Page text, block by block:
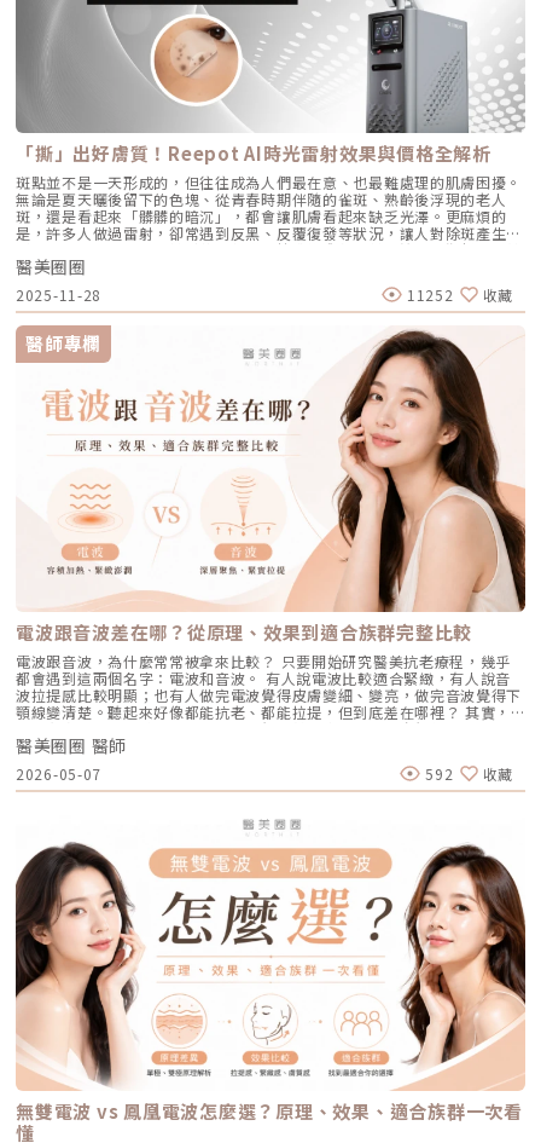
對玻尿酸過敏者不建議施打。Q6：哪些人適合做Profhilo？需要幾歲才能
做？Profhilo適合有初期老化、乾燥或鬆弛困擾的人，通常建議從30歲以後
就可以評估施作。特別推薦給希望改善膚況，又不想讓五官改變或產生膨脹
感的人。Q7：施打Profhilo會很痛嗎？會不會腫？需要修復期嗎？療程過
程簡單快速，使用極細針在臉部五個特定位點注射，疼痛感輕微。少數人會
有暫時性紅腫或小腫塊，通常幾小時內可自然消退，不會影響日常活動。
Q8：Profhilo成分天然嗎？會不會引起過敏？Profhilo採用高純度、非動
物來源的玻尿酸，不含常見交聯劑成分，安全性高，過敏反應發生機率非常
低，並獲得歐盟CE安全認證。Profhilo璞菲洛是突破傳統玻尿酸觀念的療
程，不以填充為主，而是提升肌膚自癒力與膚質的「逆時針保養」新選擇。
如果你渴望不影響生活的微創保養，並希望從根本改善膚質，Profhilo 絕
對值得你列入考量。在選擇療程前，務必諮詢專業醫師，評估自身膚況與適
合方案，才能真正達到年輕又自然的理想狀態。選擇合法診所、專業醫師與
原廠產品，是安全變美的不二法門。★溫馨提醒★小編要提醒大家，醫療並
非單純的商業交易，所有的療程都伴隨著風險。因此，作為消費者應該謹慎
選擇合適的醫療方案，以確保安全與健康。
心強項：直接從源頭切斷出油量並破壞痘痘的生長環境，主打極長效的抗痘
與控油效果，非常適合追求長期穩定膚況、不想依賴藥物的人。2. CAPRI
藍雷射（1450nm + 450nm）：控油＋殺菌的「雙效複合」作用原理：結
合 1450nm 的熱能來縮減皮脂腺（控油），同時搭配 450nm 藍光直接消
滅表皮的痤瘡桿菌（殺菌）。核心強項：雙管齊下，對於臉上正在急性發
炎、紅腫的痘痘，具有極佳的立即退紅與消炎效果，適合需要快速壓制大面
積發炎的患者。3. 傳統終極武器：口服A酸（Isotretinoin）作用原理：屬
於全身性的系統性治療。它能全面抑制皮脂腺分泌、使皮脂腺萎縮，同時促
進毛囊正常角化，並大幅減少發炎反應與痤瘡桿菌增生。核心強項：能夠一
次打擊痘痘的四大成因，對於嚴重型、結節囊腫型痘痘，或是對其他治療
（包含抗生素、外用藥膏）無效的頑固型痘痘，具有極高的治癒率與長效
性。需注意事項：伴隨較明顯的副作用，最常見包含嘴唇乾裂、皮膚乾燥脫
皮、眼睛乾澀等。此外，孕婦絕對禁用（具致畸胎性），療程期間需配合醫
師定期抽血監測肝功能與血脂，且通常需持續服用數個月至一年以上以達到
標準的累積劑量。CAPRI 藍雷射與 AviClear 戰痘雷射最主要的差異，在於
「雷射波長」與「對油脂的吸收破壞力」。簡單來說，藍雷射主打「控油加
殺菌」的雙效機制，適合用來對付輕中度的痘痘與毛孔粗大問題；而
1726nm 的戰痘雷射則是專為「阻斷皮脂腺」而生，能精準且深度地破壞
出油源頭，因此更適合用來拯救中重度發炎、滿臉油光，以及長年反覆發作
的頑固型痘痘肌。誰最適合打 AviClear 戰痘雷射？如果符合以下任一情
況，AviClear 將會是非常值得評估的投資： 口服藥物恐懼或不適應者：曾
經吃過口服 A 酸但無法忍受乾燥脫皮，或是抽血發現肝指數異常而被迫停藥
的人。 備孕中或哺乳中的女性：口服 A 酸有強烈的致畸胎性，停藥後仍需
避孕一段時間；而戰痘雷射純粹是物理性光電治療，對全身系統無影響（但
孕婦本身基於安全考量，雷射療程前仍須經醫師評估）。 滿臉油光、毛孔
粗大者：即使目前沒有嚴重的發炎痘痘，但深受「中東油田」困擾，希望從
根本減少出油量的人。 作息不正常、壓力型成人痘：針對因為熬夜、壓力
大導致賀爾蒙波動，進而反覆在下巴、兩頰爆發的成人痘，精準破壞皮脂腺
能有效阻斷復發。 深色肌膚患者：過去許多雷射（如脈衝光、某些淨膚雷
射）在深色肌膚上容易引發熱傷害或色素沉澱（反黑）。AviClear 的
1726nm 波長針對的是「油脂」而非「黑色素」，因此適用於 Fitzpatrick
膚色分類的 I 到 VI 型（包含極深色肌膚），安全性極高。AviClear 戰痘雷
射 常見 QA 總整理在決定進行療程前，大家心中難免還有一些疑問。我們
整理了討論度最高的幾個問題：Q1：打 AviClear 戰痘雷射會痛嗎？需要敷
麻藥嗎？A：疼痛度極低，多數患者甚至不需要敷麻藥！怕痛的人有福了！
AviClear 搭載了專利的「AviCool™ 藍寶石冷卻技術」，探頭在雷射擊發的
前、中、後都會持續為肌膚表面降溫。治療過程中，主要會感覺到探頭冰冰
涼涼的，伴隨輕微的溫熱感或是像被橡皮筋輕彈的感覺。相較於傳統雷射或
手工清粉刺的痛楚，整體舒適度大幅提升，輕鬆就能完成療程。Q2：我現
在正在吃口服 A 酸，可以打 AviClear 嗎？A：建議先與主治醫師討論。一
般來說，口服 A 酸會讓皮膚變得比較薄且脆弱。多數醫師會建議在停用口服
A 酸至少 1 到 3 個月後，讓皮膚屏障稍微恢復，再來進行雷射治療會比較
安全。Q3：如果我只有局部（例如下巴）長痘痘，可以只打局部嗎？A：通
常建議「全臉治療」效果最佳。皮脂腺是分佈在全臉的，雖然目前只有下巴
在發炎，但其他區域的皮脂腺可能也處於過度活躍的狀態。全臉均勻施打可
以達到整體控油、預防其他部位未來爆發的效果。當然，醫師在施打時，會
針對正在發炎的嚴重區域特別加強能量。Q4：三次療程結束後，一輩子都
幅萎縮皮脂腺，把出油量降到極低，讓長痘痘的機率降到最低。但人體是有
自我修復機制的，經過數年後，部分皮脂腺可能會慢慢恢復部分功能。此
外，極端的壓力、嚴重的賀爾蒙失調依然可能引發零星的痘痘。但整體來
說，膚況絕對會比治療前穩定非常多。許多人會選擇在 1 到 2 年後，將
AviClear 作為年度的「控油進廠保養」來施打一次。Q5：打完 AviClear 後
有修復期嗎？該怎麼保養？A：由於屬於「非侵入性」的安全療程，術後皮
膚最多只會有輕微的泛紅，通常在幾個小時到一天內就會自然消退，完全不
影響日常上班上課。術後的保養也非常簡單：只要做好「基礎保濕」與「確
實防曬」，並在術後一週內暫停使用美白、酸類或去角質等刺激性產品即
可。對於忙碌的現代人來說，是非常友善的午休醫美選擇。拿回肌膚的主導
權，抗痘不再是一場苦戰青春痘從來就不只是一個表面的皮膚問題，它更深
刻地牽動著個人的自信心與社交生活。過去，嚴重痘痘肌患者往往陷入兩
難：任憑痘痘反覆肆虐，或是無奈忍受口服藥物的強烈副作用。隨著 2026
年新一代抗痘武器AviClear 戰痘雷射（1726nm）問世，無疑為醫學美容界
與深受痘痘困擾的患者，提供了一個全新、安全且具備極長效性的無藥物解
答。它成功將抗痘戰場，從伴隨負擔的全身性藥物代謝，精準轉移至局部的
皮脂腺控制，從源頭阻斷致痘環境。如果你也厭倦了反覆擦藥、吃藥的無盡
輪迴，渴望重新擁有一張清爽、穩定、不易泛油光的健康臉龐，建議尋求專
業醫師進行完整的膚況評估。透過精準的雷射療程規劃，為自己預約一個遠
化」，地基流失、失去支撐力，毛孔邊緣的肌膚就會順著地心引力往下垂。
4. 【缺水型毛孔】：肌膚乾旱造成的表面危機這點常被許多人忽略！當角質
層極度缺水時，毛孔周圍的表皮細胞會像失去水分的蘋果一樣乾癟、萎縮，
無法飽滿排列。在細胞與細胞之間的縫隙變大之下，視覺上毛孔就顯得非常
明顯。5. 【疤痕型毛孔】：手癢硬擠留下的歷史遺跡嚴格來說這已經是「痘
疤」的範疇。過去長了嚴重的發炎性青春痘，或是手癢過度暴力擠壓，導致
真皮層組織嚴重受損。在傷口修復的過程中產生了纖維化拉扯，最終形成不
可逆的凹洞。6. 【蟎蟲型毛孔】：隱形的微小房客在作怪我們的臉上本來就
有共生的「蠕形蟎蟲」，但當免疫力下降、皮脂分泌失衡，或是過度清潔破
壞皮脂膜時，蟎蟲就會大量異常繁殖。牠們會啃食皮脂、進出毛囊，蟲體的
排泄物與屍體會引發毛囊發炎，進而把毛孔撐大。如何從日常居家保養穩住
毛孔不失控？雖然保養品無法讓已經擴大的毛孔完全「縮回」，但正確的居
家保養，能幫助控制毛孔不再進一步擴張，並改善整體膚質的平滑度。1. 溫
和清潔，不過度刺激：選擇胺基酸系等溫和潔顏產品，一天清潔 1～2 次即
可。避免頻繁使用磨砂或強力去角質產品，以減少對皮膚屏障的刺激。2. 適
度使用酸類，幫助代謝角質：對於油脂分泌較旺或粉刺型毛孔，可在醫師或
專業建議下使用酸類保養品： 水楊酸（BHA）：脂溶性，能深入毛孔幫助
油脂代謝，常用於黑頭與粉刺調理。 果酸（AHA，如甘醇酸、乳酸）：主要
作用於表層角質更新，改善肌膚粗糙。 杏仁酸：屬於果酸的一種但兼具親
脂特性，屬較溫和的酸類選擇。3. 抗老成分 A醇（Retinol）：A醇是目前研
究較完整的抗老成分之一，可促進表皮更新，並間接支持膠原蛋白生成，對
於老化型毛孔與膚質粗糙有一定幫助。但 A醇具有刺激性，建議採取低濃
度、循序漸進方式建立耐受。4. 防曬是關鍵保護：紫外線是造成膠原蛋白流
失與肌膚老化的重要因素之一。長期日曬會加速毛孔鬆弛，因此無論晴雨都
應確實做好防曬（塗抹防曬乳或物理性遮蔽）。醫美療程如何精準對抗毛孔
粗大？如果你期待的是肉眼可見的改善幅度，相比起日常保養，專業的醫美
療程通常會是更直接且具效率的選擇之一。隨著醫美科技的不斷進步，針對
不同成因的毛孔問題都有相對應的解方！1. 溫和深層清潔：海菲秀
（HydraFacial）原理：屬於非侵入性的保養。利用專利的負壓水渦流技
術，溫和無痛地吸出毛孔深層的黑頭、白頭粉刺與多餘皮脂，同時導入高濃
度的保濕與抗氧化精華。適合誰：出油粉刺型毛孔、怕痛不敢打雷射、想作
為重要活動前的急救保養者。效果與特色：做完當下皮膚立刻感受到「會呼
吸」的潔淨感，毛孔因為髒污被清空並喝飽水，視覺上會立刻變得細緻，且
無恢復期。2. 光電雷射：皮秒雷射（搭配特殊透鏡）原理：皮秒雷射
（Pico Laser）是目前詢問度最高的縮毛孔療程。核心在於加上了「蜂巢透
鏡」或「聚焦透鏡」。這能在不破壞表皮的情況下，將雷射光束匯聚，在真
皮層產生「空泡效應（LIOB）」。這就像是在皮膚深層進行微小的破壞，
藉此喚醒肌膚的自癒機制，大量刺激膠原蛋白與彈力纖維新生，進而把毛孔
周圍的凹陷給「撐」起來。適合誰：輕中度的老化型毛孔、輕微淺層痘疤、
想同時改善膚色不均與暗沉的人。效果與特色：熱傷害小，術後通常只會紅
腫1~3天，幾乎不影響日常生活。是目前 CP 值極高的定期保養型雷射。3.
重度凹洞救星：UP雷射原理：如果是屬於嚴重的「疤痕/凹洞型毛孔」，皮
秒雷射可能不夠力，這時候就需要汽化型雷射上場。例如 UP雷射
（UltraPulse），它能將能量精準且極深地打入真皮層甚至皮下組織，切斷
硬化的纖維化疤痕組織，進行深層的肌膚重建。適合誰：嚴重的冰鑿型痘
疤、嚴重凹洞型毛孔粗大。效果與特色：效果非常強大且顯著，但相對的
「破壞力」也強。術後會有明顯的點狀結痂、流組織液，恢復期較長（約需
波 Exion、無限電波 Potenza）原理：結合了「微針」與「電波（RF）」
雙重優勢。透過極細的微針穿透表皮，在到達真皮層特定深度時瞬間釋放電
波熱能。這不僅能刺激膠原蛋白與彈力蛋白重組（改善老化型毛孔），微針
的物理性破壞與電波熱能，還能破壞過度活躍的皮脂腺（改善出油型毛
孔）。適合誰：混合型毛孔（又油又鬆弛）、肝斑體質不適合打高能量雷射
者、想全面提升膚質緊緻度的人。效果與特色：因為熱能在皮膚深層釋放，
表皮的熱傷害極小，退紅快（通常隔天即可上妝）。對於膚質的「整體優
化」有非常亮眼的表現。5. 物理性微創重建：得美微針筆（Dermapen）原
理：透過儀器上極細微的針頭，在肌膚表層每秒創造出1,920的微小穿刺通
道。這種「微破壞」能直接啟動肌膚天然的傷口癒合機制，刺激膠原蛋白與
彈力蛋白增生。更棒的是，這些微通道能像海綿一樣，大幅提升後續保養精
華（如生長因子、高濃度玻尿酸）的吸收率，達到加乘的養膚效果。適合族
群：老化型毛孔、淺層凹洞型毛孔、膚質粗糙者，以及對部分能量型療程較
為敏感、希望降低反黑風險的族群（實際仍需由醫師評估）。效果與特色：
因為沒有雷射或電波的「熱傷害」，所以術後照顧相對簡單，反黑機率極
低。做完後通常會有 1~3 天的微泛紅，能溫和改善膚質與毛孔細緻度的新
興療程。醫美療程怎麼選？重點大評比為了讓你更清楚怎麼挑選，我們整理
了五大主力療程的比較表：療程後的關鍵：醫美術後保養黃金法則許多人投
入療程本身，卻忽略術後照護的重要性，可能影響修復效果，甚至增加色素
「撕」出好膚質！Reepot AI時光雷射效果與價格全解析
斑點並不是一天形成的，但往往成為人們最在意、也最難處理的肌膚困擾。
無論是夏天曬後留下的色塊、從青春時期伴隨的雀斑、熟齡後浮現的老人
斑，還是看起來「髒髒的暗沉」，都會讓肌膚看起來缺乏光澤。更麻煩的
是，許多人做過雷射，卻常遇到反黑、反覆復發等狀況，讓人對除斑產生陰
影。 Reepot AI時光雷射（仿單名為「蕾璞釹雅各雷射系統」，衛部醫器輸
字第 037165 號）自 2025 年 7 月上市後便迅速受到關注，被視為色素治
療領域重要新進展。它重新定義了傳統除斑的思維，將以往以熱能為主的
「燒灼式破壞」，轉變為更精準、更可控的「震碎式處理」，再結合 AI 影
像分析與超冷卻保護，使治療不僅更安全、也更貼近現代人追求的舒適與高
效率。對於過去因反黑、修復期長或效果不均而猶豫的族群而言，Reepot
的出現為除斑帶來全新的可能。 這篇文章就帶你理解Reepot 到底怎麼運
作？和你聽過的皮秒、傳統雷射有什麼不同？誰適合做、誰不適合？效果、
術後照護、價格又是多少呢？希望能讓你在做選擇前，有完整且中立的參
考。為什麼斑點這麼難纏？了解色素成因，是選擇療程前最重要的一步許多
人以為斑點只是「曬太陽造成的色塊」，但實際上臉上的每一顆斑，都可能
有不同來源。色素形成的原因多元，深度位置也不相同，因此在治療上自然
不能以單一方式應對。常見的斑點來源包括：一、紫外線長期累積的影響日
曬會刺激黑色素細胞活躍，形成曬斑、雀斑或不均勻暗沉。二、基因與體質
因素有些人天生黑色素細胞較敏感，斑點更容易在年輕時就出現。三、荷爾
蒙波動包含懷孕、避孕藥、壓力、作息不穩等，都可能使色素活躍，例如熟
知的肝斑。四、發炎後色素沉澱（PIH）痘痘、皮膚受傷、過度刺激後，都
可能留下深淺不一的色沉。以上原因造成斑點呈現不同的「深度」「密度」
與「分布」，也使除斑變得不再只是把黑色素擊散這麼簡單。只要能量不
足，改善有限；能量過強，又可能刺激皮膚，造成修復期延長、色素反應，
甚至讓斑點反覆出現。也因為色素問題本身複雜，傳統除斑療程才會讓人覺
得「效果不一定穩定」。要真正提高治療的成功率，關鍵就在於是否能更精
準、穩定地處理不同深度的黑色素，同時降低熱傷害。什麼是 Reepot AI時
光雷射？從技術重新理解除斑Reepot AI時光雷射是一款以 532 nm 綠光為
基礎，並結合 AI 影像分析的智慧型色素雷射，已通過美國 FDA、韓國
KFDA 與台灣 TFDA 核可。它的設計目的，是讓除斑治療更精準、更安全，
也更符合亞洲膚質對低熱傷害的需求。透過AI智慧影像掃描技術，系統能先
辨識斑點的深度與分布，使能量設定更具科學依據。在治療作用上，
Reepot 搭載超低溫冷卻機制，能在能量擊發的同時以低溫保護皮膚，降低
紅腫與熱刺激。其能量原理以機械式震動分散黑色素為主，而非單純依賴高
熱破壞，因此對周邊組織更溫和。簡單來說，它讓除斑從過去較不穩定的模
式，提升為更可控、恢復期更短的療程設計。Reepot 三大核心技術：讓除
斑更精準、安全、穩定在眾多除斑雷射中，Reepot 之所以被視為新一代的
術，不只是把能量打在斑點上，而是以更科學、更安全的方式處理色素問
題。AutoDerm 智慧影像分析系統在正式治療前，系統會先掃描肌膚，辨識
每一處斑點的分布、深度與範圍。這讓醫師不再只依賴肉眼判斷，而是能透
過影像資訊調整能量，讓治療更客製化、也更一致。對於斑點多、深淺不一
或分布不規則的人來說，這項技術能有效提升治療的精準度。CPTL 超冷卻
保護除斑過程中最令人擔心的副作用之一，就是因熱能過高造成紅腫、脫
皮，甚至反黑。CPTL 的作用是在雷射擊發的同時迅速降溫，使肌膚保持在
低溫狀態，避免熱能向周圍擴散。皮膚被冷保護包覆後，不僅治療時更舒
適，也能減少後續的發炎反應，讓整體修復期縮短許多。VSLS色素冷剝離
技術在 532 奈米波長下，Reepot 的能量並非以高熱燒灼黑色素，而是以機
械式的震動作用使色素顆粒鬆動、分離，再交由身體自然代謝。這項機制能
同時保護真皮層的血管結構，減少對健康組織的影響，讓整個治療更溫和，
也降低出現過度刺激或色素反應的可能性。透過這三項核心技術的搭配，
Reepot 不只是單純「把斑點打掉」，而是以更安全、更穩定的方式改善色
素問題，也更符合現代人對於恢復期短、風險低的期待。Reepot 為何能將
斑點一撕即除？人工皮代謝讓改善更有感為什麼 Reepot 能做到治療後「撕
除人工皮時同步帶走斑點」？這與它的能量作用與術後設計密切相關。
Reepot 透過 532 nm 能量搭配冷剝離技術，使表層黑色素逐漸被帶向角質
層；治療後覆蓋的人工皮則提供穩定、封閉式的修復環境，讓色素在代謝期
醫美圈圈
2025-11-28 11252 收藏
醫師專欄
電波跟音波差在哪？從原理、效果到適合族群完整比較
電波跟音波，為什麼常常被拿來比較？ 只要開始研究醫美抗老療程，幾乎
都會遇到這兩個名字：電波和音波。 有人說電波比較適合緊緻，有人說音
波拉提感比較明顯；也有人做完電波覺得皮膚變細、變亮，做完音波覺得下
顎線變清楚。聽起來好像都能抗老、都能拉提，但到底差在哪裡？ 其實，
電波和音波最大的差別，不是「哪一個比較厲害」，而是它們使用的能量不
同、作用的層次不同，適合處理的老化問題也不同。 簡單來說： 電波偏向
改善皮膚的鬆、細紋、膚質與緊緻度。 音波偏向改善輪廓的垂、嘴邊肉、
下顎線與深層支撐。 例如：如果把臉比喻成一棟房子，電波比較像是在整
理牆面，讓表面變得更平整、更緊；音波則比較像是在加強地基與支撐結
拉提使用的是 RF 射頻能量。RF 是 Radiofrequency 的縮寫。原理是透過
射頻能量在皮膚組織中產生熱能，讓膠原蛋白受熱收縮，並啟動後續的膠原
蛋白新生與重組。很多人一聽到「加熱」會覺得很抽象，電波不是只打一個
點，而是讓一段皮膚組織被均勻加熱。當皮膚裡的膠原纖維遇到適當熱能，
就像鬆掉的彈力網被重新收緊，視覺上會有比較緊、平整的感覺。所以電波
常見的效果感受包括：皮膚變緊、細紋變淡、毛孔視覺變細緻、臉部鬆弛感
改善、膚質變得比較平滑。也因為電波比較強調「皮膚緊緻」和「膚質改
善」，所以如果困擾的是臉看起來鬆鬆的、眼周或嘴邊有細紋、臉頰摸起來
不夠緊實，電波通常會是可以評估的方向。但要注意，電波不是做完就立刻
變成另一張臉。效果通常會分成兩個階段：一部分人會先感覺皮膚有收緊
感，後續則會隨著膠原蛋白慢慢新生，讓緊緻度逐漸出現。音波是什麼？重
點在聚焦超音波與深層拉提音波拉提使用的是 聚焦式超音波能量，常見名
稱包含 HIFU、MFU 或 MFU-V。它的特色是可以把能量聚焦到皮膚深層，形
成一個個熱凝結點，刺激組織收縮與膠原蛋白新生。部分音波療程可透過不
同深度探頭，將能量作用到接近深層支撐結構的位置，例如常被討論的
SMAS 筋膜層。SMAS 是臉部支撐結構的一部分，傳統拉皮手術也會處理這
個層次。音波的概念，就是透過非侵入式方式，把能量送到較深層的支撐結
構，幫助輪廓往上拉。所以音波常見的效果感受包括：下顎線變清楚、嘴邊
肉改善、臉部線條變順、雙下巴或下半臉鬆垂感變少。如果你的困擾不是細
醫美圈圈 醫師
2026-05-07 592 收藏
無雙電波 vs 鳳凰電波怎麼選？原理、效果、適合族群一次看
懂